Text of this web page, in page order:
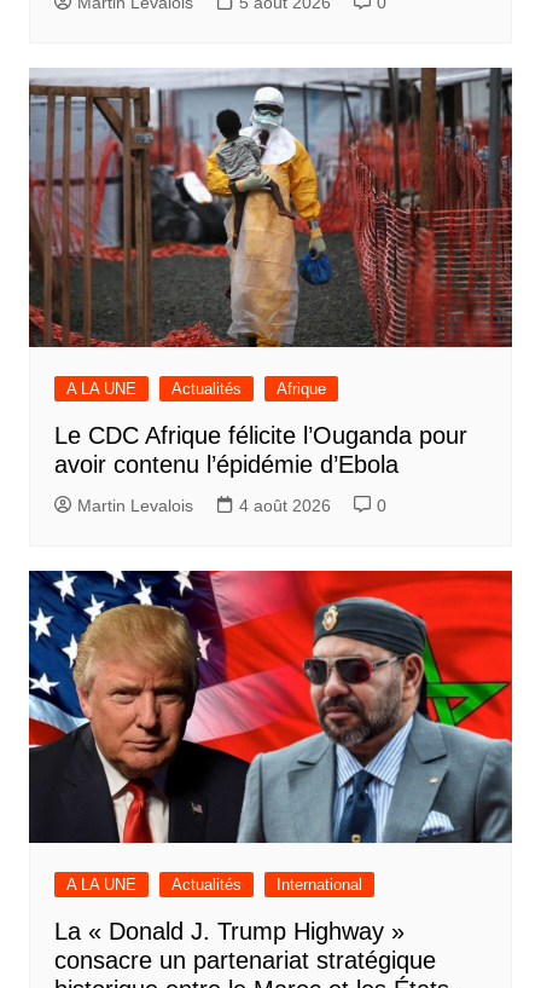
A LA UNE Actualités Afrique
Le CDC Afrique félicite l’Ouganda pour
avoir contenu l’épidémie d’Ebola
Martin Levalois 4 août 2026 0
A LA UNE Actualités International
La « Donald J. Trump Highway »
consacre un partenariat stratégique